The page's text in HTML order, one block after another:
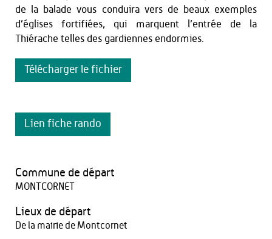
de la balade vous conduira vers de beaux exemples
d’églises fortifiées, qui marquent l’entrée de la
Thiérache telles des gardiennes endormies.
Télécharger le fichier
Lien fiche rando
Commune de départ
MONTCORNET
Lieux de départ
De la mairie de Montcornet